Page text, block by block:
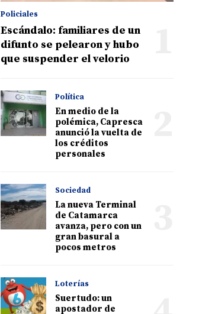
Policiales
Escándalo: familiares de un
difunto se pelearon y hubo
que suspender el velorio
Política
En medio de la
polémica, Capresca
anunció la vuelta de
los créditos
personales
Sociedad
La nueva Terminal
de Catamarca
avanza, pero con un
gran basural a
pocos metros
Loterías
Suertudo: un
apostador de